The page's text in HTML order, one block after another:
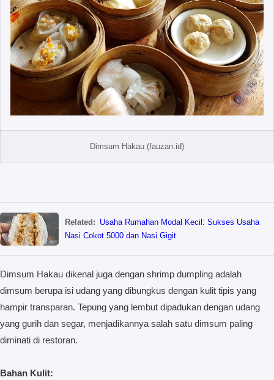
Dimsum Hakau (fauzan.id)
Related: Usaha Rumahan Modal Kecil: Sukses Usaha
Nasi Cokot 5000 dan Nasi Gigit
Dimsum Hakau dikenal juga dengan shrimp dumpling adalah
dimsum berupa isi udang yang dibungkus dengan kulit tipis yang
hampir transparan. Tepung yang lembut dipadukan dengan udang
yang gurih dan segar, menjadikannya salah satu dimsum paling
diminati di restoran.
Bahan Kulit: